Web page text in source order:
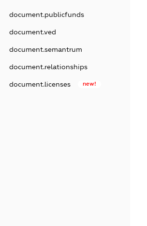
document.publicfunds
document.ved
document.semantrum
document.relationships
document.licenses new!